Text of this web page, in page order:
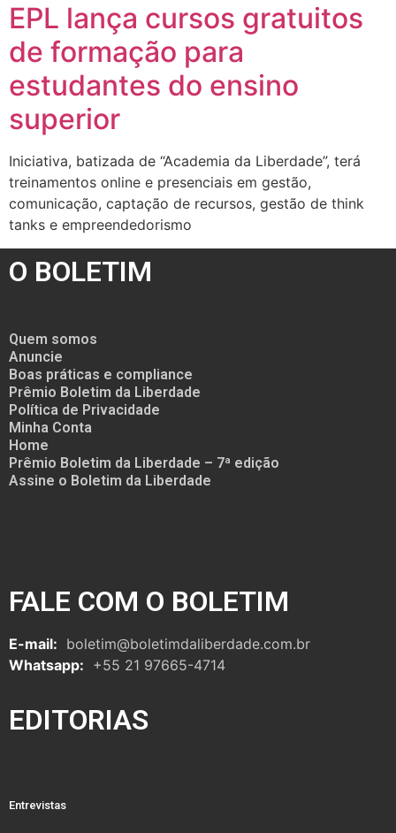
EPL lança cursos gratuitos
de formação para
estudantes do ensino
superior
Iniciativa, batizada de “Academia da Liberdade”, terá
treinamentos online e presenciais em gestão,
comunicação, captação de recursos, gestão de think
tanks e empreendedorismo
O BOLETIM
Quem somos
Anuncie
Boas práticas e compliance
Prêmio Boletim da Liberdade
Política de Privacidade
Minha Conta
Home
Prêmio Boletim da Liberdade – 7ª edição
Assine o Boletim da Liberdade
FALE COM O BOLETIM
E-mail: boletim@boletimdaliberdade.com.br
Whatsapp: +55 21 97665-4714
EDITORIAS
Entrevistas